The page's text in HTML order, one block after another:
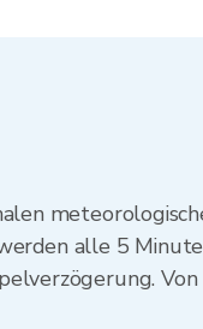
alle 5
Von